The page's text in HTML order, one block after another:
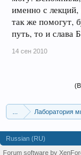
именно с
так же помогут,
путь, то и слава
14 сен 2010
Лаборатория
Russian (RU)
Forum software by